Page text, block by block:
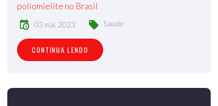
poliomielite no Brasil
03 mai, 2023 Saúde
CONTINUA LENDO